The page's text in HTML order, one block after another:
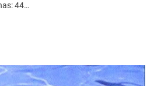
44…